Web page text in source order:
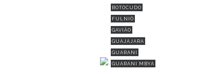
BOTOCUDO
FULNIÔ
GAVIÃO
GUAJAJARA
GUARANI
GUARANI MBYA